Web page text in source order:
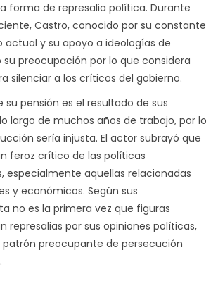
forma de represalia política. Durante
Castro, conocido por su constante
actual y su apoyo a ideologías de
su preocupación por lo que considera
silenciar a los críticos del gobierno.
su pensión es el resultado de sus
largo de muchos años de trabajo, por lo
sería injusta. El actor subrayó que
feroz crítico de las políticas
especialmente aquellas relacionadas
y económicos. Según sus
no es la primera vez que figuras
represalias por sus opiniones políticas,
patrón preocupante de persecución